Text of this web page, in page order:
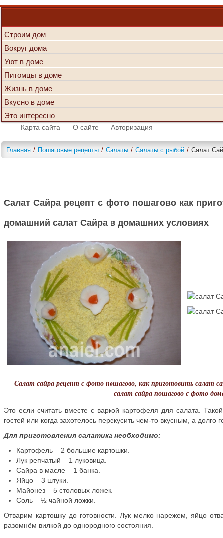
Строим дом
Вокруг дома
Уют в доме
Питомцы в доме
Жизнь в доме
Вкусно в доме
Это интересно
Карта сайта О сайте Авторизация
Главная / Пошаговые рецепты / Салаты / Салаты с рыбой / Салат
Салат Сайра рецепт с фото пошагово как
домашний салат Сайра в домашних условиях
Салат сайра рецепт с фото пошагово, как приготовить салат
салат сайра пошагово с фото
Это если считать вместе с варкой картофеля для салата.
гостей или когда захотелось перекусить чем-то вкусным, а долго
Для приготовления салатика необходимо:
Картофель – 2 большие картошки.
Лук репчатый – 1 луковица.
Сайра в масле – 1 банка.
Яйцо – 3 штуки.
Майонез – 5 столовых ложек.
Соль – ½ чайной ложки.
Отварим картошку до готовности. Лук мелко нарежем, яйцо
разомнём вилкой до однородного состояния.